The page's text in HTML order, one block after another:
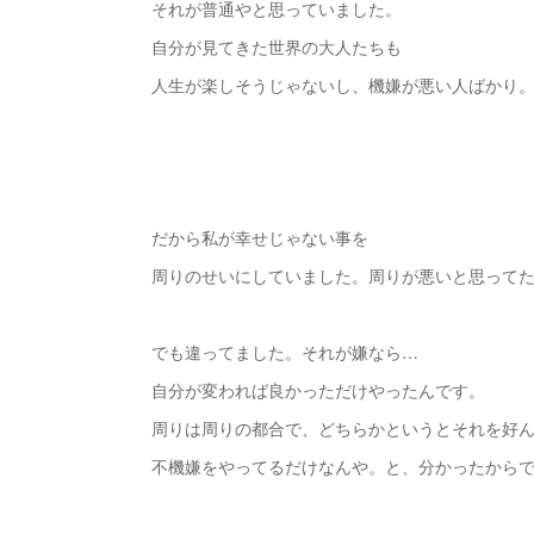
それが普通やと思っていました。
自分が見てきた世界の大人たちも
人生が楽しそうじゃないし、機嫌が悪い人ばかり。
だから私が幸せじゃない事を
周りのせいにしていました。周りが悪いと思って
でも違ってました。それが嫌なら…
自分が変われば良かっただけやったんです。
周りは周りの都合で、どちらかというとそれを好
不機嫌をやってるだけなんや。と、分かったから